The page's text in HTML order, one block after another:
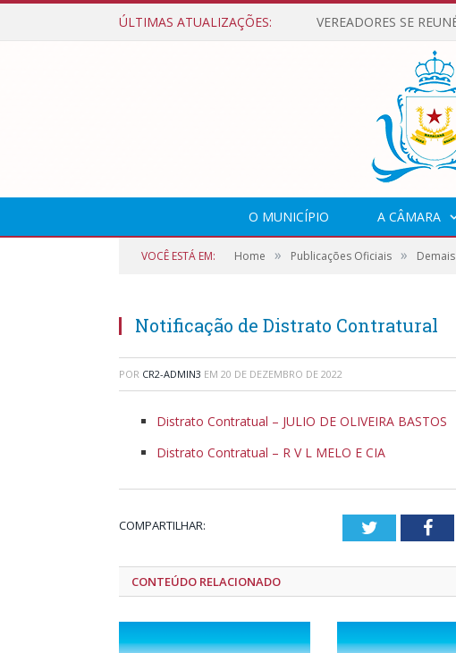
ÚLTIMAS ATUALIZAÇÕES:
O MUNICÍPIO A CÂMARA
VOCÊ ESTÁ EM: Home » Publicações Oficiais »
Notificação de Distrato Contratural
POR CR2-ADMIN3 EM 20 DE DEZEMBRO DE 2022
Distrato Contratual – JULIO DE OLIVEIRA BASTOS
Distrato Contratual – R V L MELO E CIA
COMPARTILHAR: Twitter
CONTEÚDO RELACIONADO